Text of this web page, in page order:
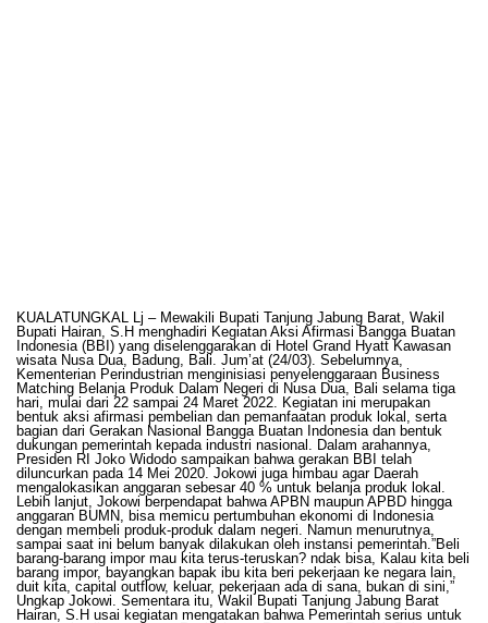
KUALATUNGKAL Lj – Mewakili Bupati Tanjung Jabung Barat, Wakil
Bupati Hairan, S.H menghadiri Kegiatan Aksi Afirmasi Bangga Buatan
Indonesia (BBI) yang diselenggarakan di Hotel Grand Hyatt Kawasan
wisata Nusa Dua, Badung, Bali. Jum’at (24/03). Sebelumnya,
Kementerian Perindustrian menginisiasi penyelenggaraan Business
Matching Belanja Produk Dalam Negeri di Nusa Dua, Bali selama tiga
hari, mulai dari 22 sampai 24 Maret 2022. Kegiatan ini merupakan
bentuk aksi afirmasi pembelian dan pemanfaatan produk lokal, serta
bagian dari Gerakan Nasional Bangga Buatan Indonesia dan bentuk
dukungan pemerintah kepada industri nasional. Dalam arahannya,
Presiden RI Joko Widodo sampaikan bahwa gerakan BBI telah
diluncurkan pada 14 Mei 2020. Jokowi juga himbau agar Daerah
mengalokasikan anggaran sebesar 40 % untuk belanja produk lokal.
Lebih lanjut, Jokowi berpendapat bahwa APBN maupun APBD hingga
anggaran BUMN, bisa memicu pertumbuhan ekonomi di Indonesia
dengan membeli produk-produk dalam negeri. Namun menurutnya,
sampai saat ini belum banyak dilakukan oleh instansi pemerintah.”Beli
barang-barang impor mau kita terus-teruskan? ndak bisa, Kalau kita beli
barang impor, bayangkan bapak ibu kita beri pekerjaan ke negara lain,
duit kita, capital outflow, keluar, pekerjaan ada di sana, bukan di sini,”
Ungkap Jokowi. Sementara itu, Wakil Bupati Tanjung Jabung Barat
Hairan, S.H usai kegiatan mengatakan bahwa Pemerintah serius untuk